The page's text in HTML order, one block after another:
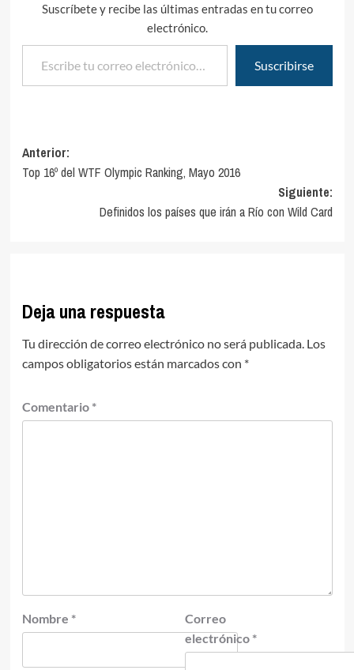
Suscríbete y recibe las últimas entradas en tu correo
electrónico.
Escribe tu correo electrónico…
Suscribirse
Navegación
de
entradas
Anterior:
Top 16º del WTF Olympic Ranking, Mayo 2016
Siguiente:
Definidos los países que irán a Río con Wild Card
Deja una respuesta
Tu dirección de correo electrónico no será publicada. Los
campos obligatorios están marcados con *
Comentario *
Nombre *
Correo
electrónico *